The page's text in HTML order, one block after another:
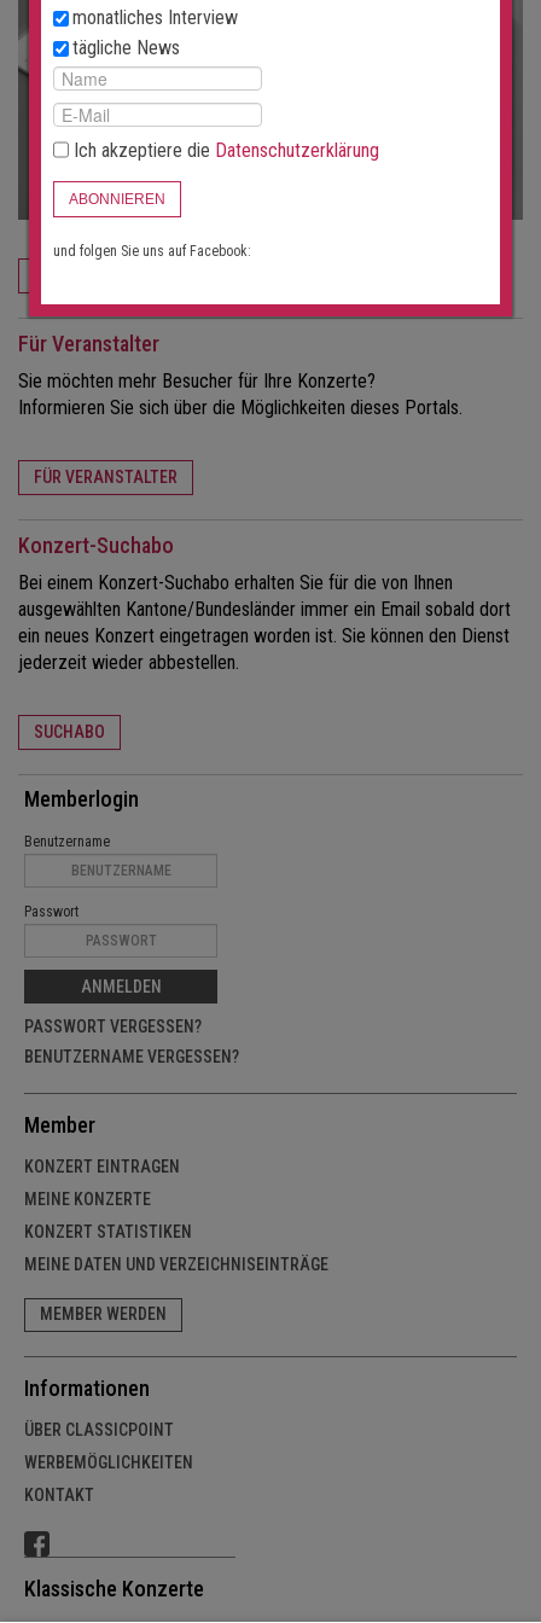
Für Veranstalter
Sie möchten mehr Besucher für Ihre Konzerte?
Informieren Sie sich über die Möglichkeiten dieses Portals.
FÜR VERANSTALTER
Konzert-Suchabo
Bei einem Konzert-Suchabo erhalten Sie für die von Ihnen
ausgewählten Kantone/Bundesländer immer ein Email sobald dort
ein neues Konzert eingetragen worden ist. Sie können den Dienst
jederzeit wieder abbestellen.
SUCHABO
Memberlogin
Benutzername
Passwort
ANMELDEN
PASSWORT VERGESSEN?
BENUTZERNAME VERGESSEN?
Member
KONZERT EINTRAGEN
MEINE KONZERTE
KONZERT STATISTIKEN
MEINE DATEN UND VERZEICHNISEINTRÄGE
MEMBER WERDEN
Informationen
ÜBER CLASSICPOINT
WERBEMÖGLICHKEITEN
KONTAKT
Klassische Konzerte
monatliches Interview
tägliche News
Ich akzeptiere die Datenschutzerklärung
ABONNIEREN
und folgen Sie uns auf Facebook: